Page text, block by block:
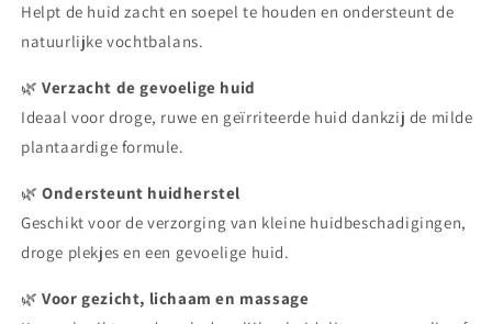
Helpt de huid zacht en soepel te houden en ondersteunt de
natuurlijke vochtbalans.
🌿Verzacht de gevoelige huid
Ideaal voor droge, ruwe en geïrriteerde huid dankzij de milde
plantaardige formule.
🌿Ondersteunt huidherstel
Geschikt voor de verzorging van kleine huidbeschadigingen,
droge plekjes en een gevoelige huid.
🌿Voor gezicht, lichaam en massage